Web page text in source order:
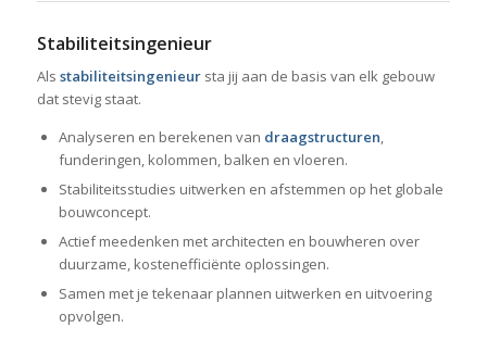
Stabiliteitsingenieur
Als stabiliteitsingenieursta jij aan de basis van elk gebouw
dat stevig staat.
Analyseren en berekenen van draagstructuren,
funderingen, kolommen, balken en vloeren.
Stabiliteitsstudies uitwerken en afstemmen op het globale
bouwconcept.
Actief meedenken met architecten en bouwheren over
duurzame, kostenefficiënte oplossingen.
Samen met je tekenaar plannen uitwerken en uitvoering
opvolgen.